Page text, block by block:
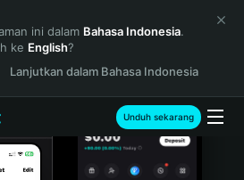
ini dalam Bahasa Indonesia.
ke English?
Lanjutkan dalam Bahasa Indonesia
Unduh sekarang